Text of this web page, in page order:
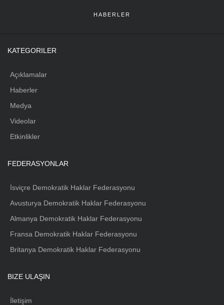
HABERLER
KATEGORILER
Açıklamalar
Haberler
Medya
Videolar
Etkinlikler
FEDERASYONLAR
İsviçre Demokratik Haklar Federasyonu
Avusturya Demokratik Haklar Federasyonu
Almanya Demokratik Haklar Federasyonu
Fransa Demokratik Haklar Federasyonu
Britanya Demokratik Haklar Federasyonu
BIZE ULAŞIN
İletişim